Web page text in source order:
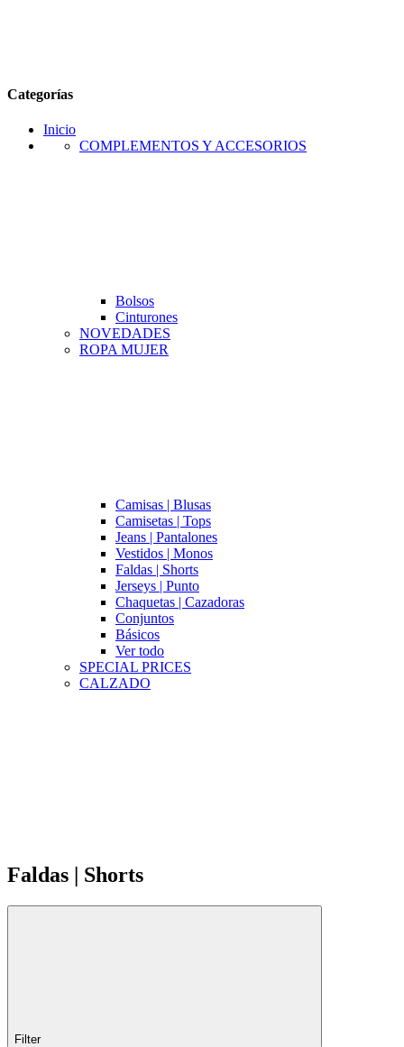
Categorías
Inicio
COMPLEMENTOS Y ACCESORIOS
Bolsos
Cinturones
NOVEDADES
ROPA MUJER
Camisas | Blusas
Camisetas | Tops
Jeans | Pantalones
Vestidos | Monos
Faldas | Shorts
Jerseys | Punto
Chaquetas | Cazadoras
Conjuntos
Básicos
Ver todo
SPECIAL PRICES
CALZADO
Faldas | Shorts
Filter